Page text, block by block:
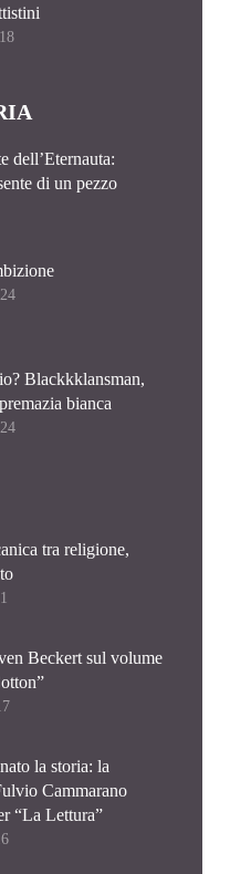
dell’Eternauta:
di un pezzo
Blackkklansman,
bianca
tra religione,
Beckert sul volume
la storia: la
Cammarano
“La Lettura”